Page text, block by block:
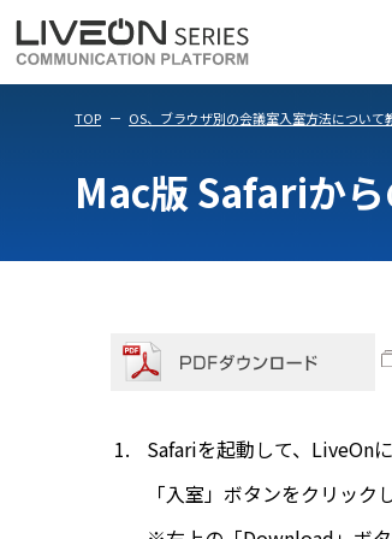
LiveOn
TOP OS、ブラウザ別の会議室入室方法について
Mac版 Safariか
Safariを起動して、LiveOn
「入室」ボタンをクリック